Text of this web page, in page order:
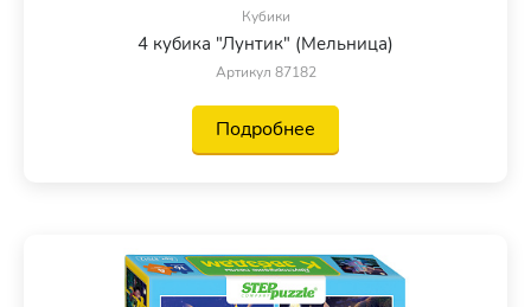
Кубики
4 кубика "Лунтик" (Мельница)
Артикул 87182
Подробнее